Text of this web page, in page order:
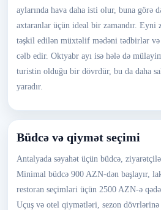
aylarında hava daha isti olur, buna görə
axtaranlar üçün ideal bir zamandır. Eyni
təşkil edilən müxtəlif mədəni tədbirlər
cəlb edir. Oktyabr ayı isə hələ də
turistin olduğu bir dövrdür, bu da daha
yaradır.
Büdcə və qiymət seçimi
Antalyada səyahət üçün büdcə,
Minimal büdcə 900 AZN-dən başlayır,
restoran seçimləri üçün 2500 AZN-ə
Uçuş və otel qiymətləri, sezon dövrlərinə